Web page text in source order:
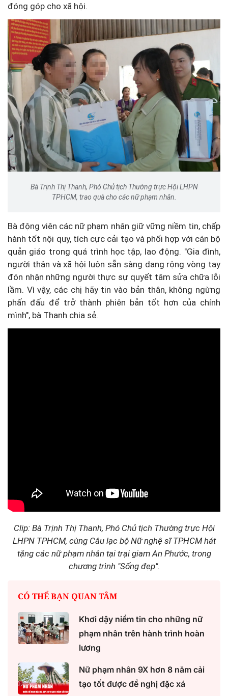
đóng góp cho xã hội.
Bà Trịnh Thị Thanh, Phó Chủ tịch Thường trực Hội LHPN
TPHCM, trao quà cho các nữ phạm nhân.
Bà động viên các nữ phạm nhân giữ vững niềm tin, chấp
hành tốt nội quy, tích cực cải tạo và phối hợp với cán bộ
quản giáo trong quá trình học tập, lao động. "Gia đình,
người thân và xã hội luôn sẵn sàng dang rộng vòng tay
đón nhận những người thực sự quyết tâm sửa chữa lỗi
lầm. Vì vậy, các chị hãy tin vào bản thân, không ngừng
phấn đấu để trở thành phiên bản tốt hơn của chính
mình", bà Thanh chia sẻ.
Clip: Bà Trịnh Thị Thanh, Phó Chủ tịch Thường trực Hội
LHPN TPHCM, cùng Câu lạc bộ Nữ nghệ sĩ TPHCM hát
tặng các nữ phạm nhân tại trại giam An Phước, trong
chương trình "Sống đẹp".
CÓ THỂ BẠN QUAN TÂM
Khơi dậy niềm tin cho những nữ
phạm nhân trên hành trình hoàn
lương
Nữ phạm nhân 9X hơn 8 năm cải
tạo tốt được đề nghị đặc xá